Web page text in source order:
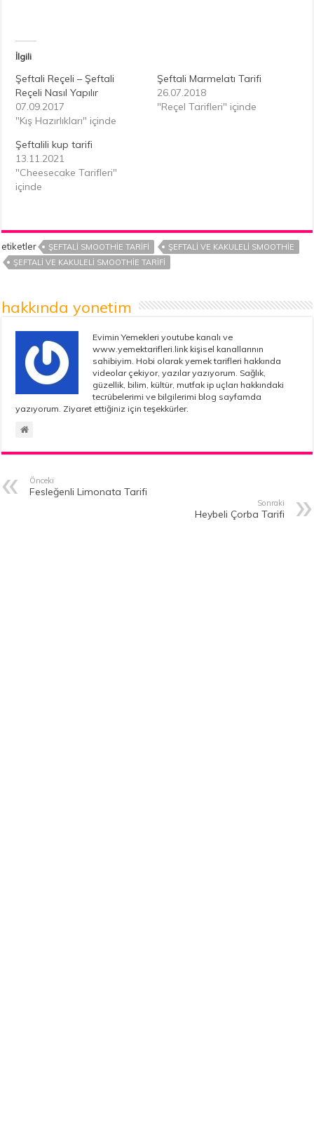
İlgili
Şeftali Reçeli – Şeftali
Reçeli Nasıl Yapılır
07.09.2017
"Kış Hazırlıkları" içinde
Şeftali Marmelatı Tarifi
26.07.2018
"Reçel Tarifleri" içinde
Şeftalili kup tarifi
13.11.2021
"Cheesecake Tarifleri"
içinde
etiketler ŞEFTALI SMOOTHIE TARIFI
ŞEFTALI VE KAKULELI SMOOTHIE
ŞEFTALI VE KAKULELI SMOOTHIE TARIFI
hakkında yonetim
Evimin Yemekleri youtube kanalı ve
www.yemektarifleri.link kişisel kanallarının
sahibiyim. Hobi olarak yemek tarifleri hakkında
videolar çekiyor, yazılar yazıyorum. Sağlık,
güzellik, bilim, kültür, mutfak ip uçları hakkındaki
tecrübelerimi ve bilgilerimi blog sayfamda
yazıyorum. Ziyaret ettiğiniz için teşekkürler.
Önceki
Fesleğenli Limonata Tarifi
Sonraki
Heybeli Çorba Tarifi